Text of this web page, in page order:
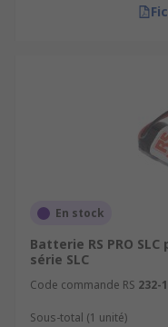
En stock
Batterie RS PRO
série SLC
Code commande RS 232-
Sous-total (1 unité)